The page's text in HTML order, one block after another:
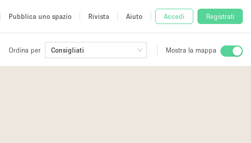
Pubblica uno spazio Rivista Aiuto Accedi Registrati
Ordina per Consigliati Mostra la mappa